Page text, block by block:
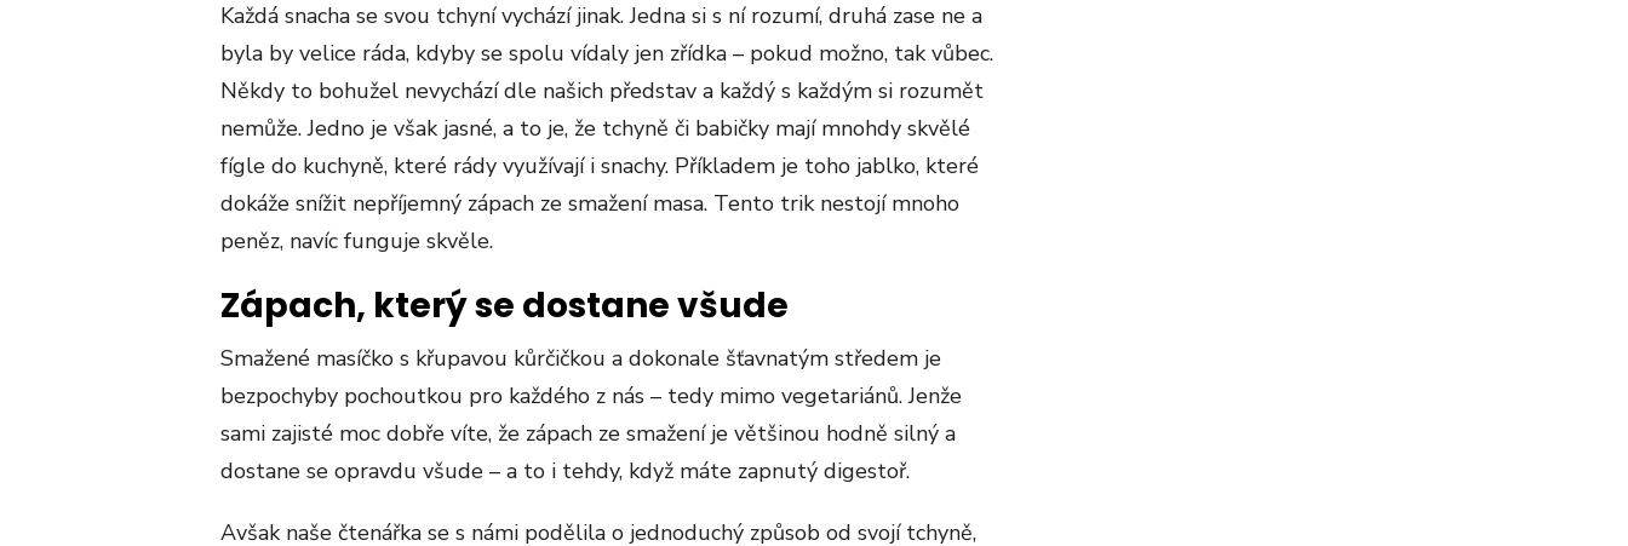
Každá snacha se svou tchyní vychází jinak. Jedna si s ní rozumí, druhá zase ne a
byla by velice ráda, kdyby se spolu vídaly jen zřídka – pokud možno, tak vůbec.
Někdy to bohužel nevychází dle našich představ a každý s každým si rozumět
nemůže. Jedno je však jasné, a to je, že tchyně či babičky mají mnohdy skvělé
fígle do kuchyně, které rády využívají i snachy. Příkladem je toho jablko, které
dokáže snížit nepříjemný zápach ze smažení masa. Tento trik nestojí mnoho
peněz, navíc funguje skvěle.
Zápach, který se dostane všude
Smažené masíčko s křupavou kůrčičkou a dokonale šťavnatým středem je
bezpochyby pochoutkou pro každého z nás – tedy mimo vegetariánů. Jenže
sami zajisté moc dobře víte, že zápach ze smažení je většinou hodně silný a
dostane se opravdu všude – a to i tehdy, když máte zapnutý digestoř.
Avšak naše čtenářka se s námi podělila o jednoduchý způsob od svojí tchyně,